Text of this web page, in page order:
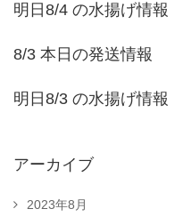
明日8/4 の水揚げ情報
8/3 本日の発送情報
明日8/3 の水揚げ情報
アーカイブ
2023年8月